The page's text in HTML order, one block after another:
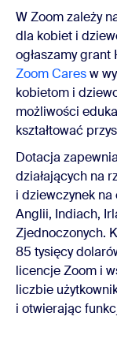
W Zoom zależy
dla kobiet i
ogłaszamy
Zoom Caresw
kobietom i
możliwości
kształtować
Dotacja
działających na
i dziewczynek
Anglii, Indiach,
Zjednoczonych.
85 tysięcy
licencje Zoom i
liczbie
i otwierając